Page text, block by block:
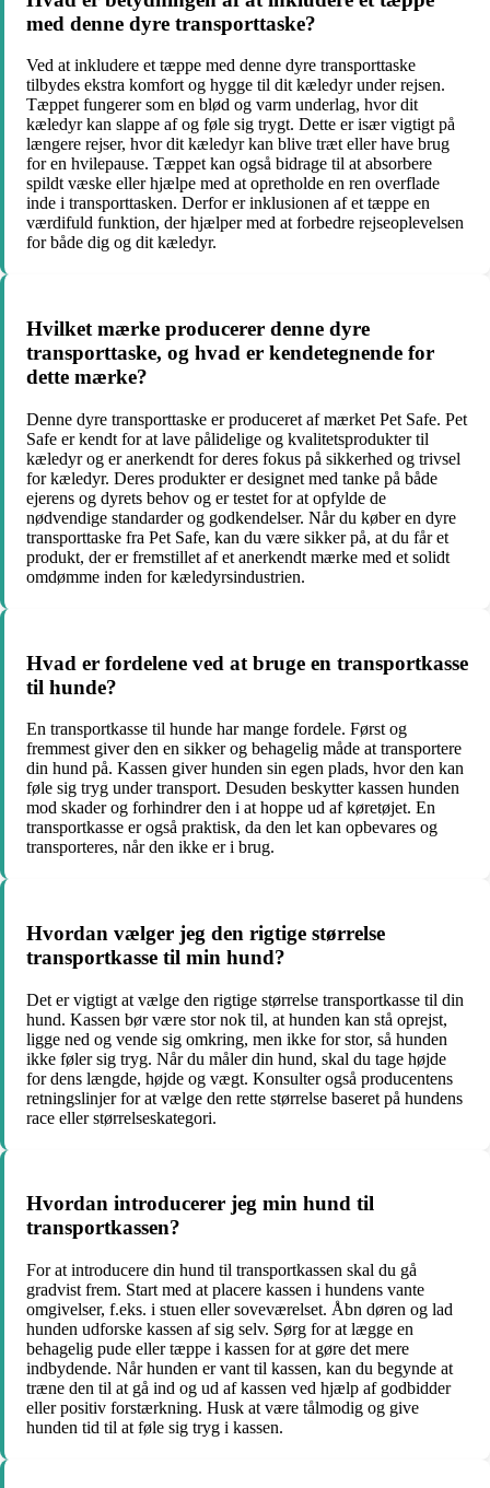
med denne dyre transporttaske?
Ved at inkludere et tæppe med denne dyre transporttaske
tilbydes ekstra komfort og hygge til dit kæledyr under rejsen.
Tæppet fungerer som en blød og varm underlag, hvor dit
kæledyr kan slappe af og føle sig trygt. Dette er især vigtigt på
længere rejser, hvor dit kæledyr kan blive træt eller have brug
for en hvilepause. Tæppet kan også bidrage til at absorbere
spildt væske eller hjælpe med at opretholde en ren overflade
inde i transporttasken. Derfor er inklusionen af ​​et tæppe en
værdifuld funktion, der hjælper med at forbedre rejseoplevelsen
for både dig og dit kæledyr.
Hvilket mærke producerer denne dyre
transporttaske, og hvad er kendetegnende for
dette mærke?
Denne dyre transporttaske er produceret af mærket Pet Safe. Pet
Safe er kendt for at lave pålidelige og kvalitetsprodukter til
kæledyr og er anerkendt for deres fokus på sikkerhed og trivsel
for kæledyr. Deres produkter er designet med tanke på både
ejerens og dyrets behov og er testet for at opfylde de
nødvendige standarder og godkendelser. Når du køber en dyre
transporttaske fra Pet Safe, kan du være sikker på, at du får et
produkt, der er fremstillet af et anerkendt mærke med et solidt
omdømme inden for kæledyrsindustrien.
Hvad er fordelene ved at bruge en transportkasse
til hunde?
En transportkasse til hunde har mange fordele. Først og
fremmest giver den en sikker og behagelig måde at transportere
din hund på. Kassen giver hunden sin egen plads, hvor den kan
føle sig tryg under transport. Desuden beskytter kassen hunden
mod skader og forhindrer den i at hoppe ud af køretøjet. En
transportkasse er også praktisk, da den let kan opbevares og
transporteres, når den ikke er i brug.
Hvordan vælger jeg den rigtige størrelse
transportkasse til min hund?
Det er vigtigt at vælge den rigtige størrelse transportkasse til din
hund. Kassen bør være stor nok til, at hunden kan stå oprejst,
ligge ned og vende sig omkring, men ikke for stor, så hunden
ikke føler sig tryg. Når du måler din hund, skal du tage højde
for dens længde, højde og vægt. Konsulter også producentens
retningslinjer for at vælge den rette størrelse baseret på hundens
race eller størrelseskategori.
Hvordan introducerer jeg min hund til
transportkassen?
For at introducere din hund til transportkassen skal du gå
gradvist frem. Start med at placere kassen i hundens vante
omgivelser, f.eks. i stuen eller soveværelset. Åbn døren og lad
hunden udforske kassen af sig selv. Sørg for at lægge en
behagelig pude eller tæppe i kassen for at gøre det mere
indbydende. Når hunden er vant til kassen, kan du begynde at
træne den til at gå ind og ud af kassen ved hjælp af godbidder
eller positiv forstærkning. Husk at være tålmodig og give
hunden tid til at føle sig tryg i kassen.